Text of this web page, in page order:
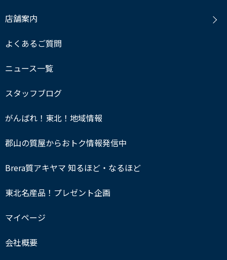
店舗案内
よくあるご質問
ニュース一覧
スタッフブログ
がんばれ！東北！地域情報
郡山の質屋からおトク情報発信中
Brera質アキヤマ 知るほど・なるほど
東北名産品！プレゼント企画
マイページ
会社概要